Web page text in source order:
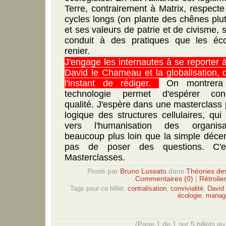
Terre, contrairement à Matrix,
cycles longs (on plante des chênes
et ses valeurs de patrie et de civisme,
conduit à des pratiques que les
renier.
J'engage les internautes à se reporter
David le Chameau et la globalisation,
l'instant de rédiger.
On
technologie permet d'espérer
qualité. J'espère dans une
logique des structures cellulaires,
vers l'humanisation des
beaucoup plus loin que la simple
pas de poser des questions.
Masterclasses.
Posté par Bruno Lussato dans Théories
Commentaires (0)
Tags pour ce billet: contralisation convivialité
écologie
(Page 1 de 1 sur 5 billets